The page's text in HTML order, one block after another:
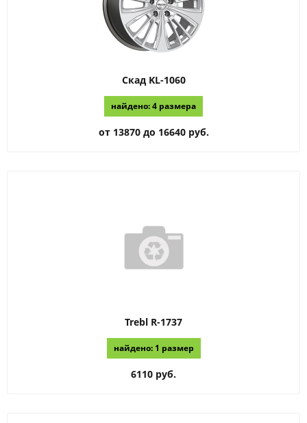
Скад KL-1060
найдено: 4 размера
от 13870 до 16640 руб.
Trebl R-1737
найдено: 1 размер
6110 руб.